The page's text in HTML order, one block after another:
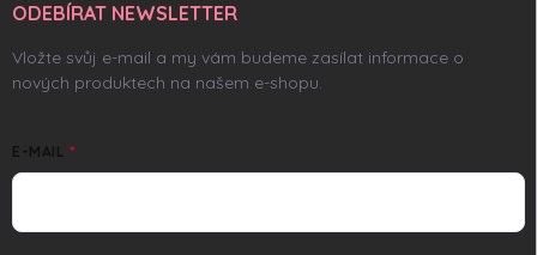
aODEBÍRAT NEWSLETTER
Vložte svůj e-mail a my vám budeme zasílat informace o
nových produktech na našem e-shopu.
E-MAIL